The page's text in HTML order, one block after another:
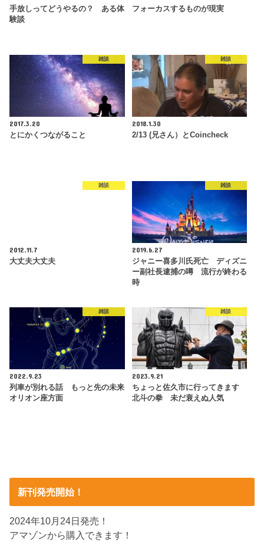
手放しってどうやるの？ ある体
験談
フォーカスするものが現実
雑談
2017.3.20
とにかくつながること
雑談
2018.1.30
2/13 (兄さん）とCoincheck
雑談
2012.11.7
大丈夫大丈夫
雑談
2019.6.27
ジャニー喜多川氏死亡 ディズニ
ー副社長逮捕の噂 流行が終わる
時
雑談
2022.9.23
列車が別れる話 もっと先の未来
オリオン座方面
雑談
2023.9.21
ちょっと佐久市に行ってきます
北斗の拳 未だ衰えぬ人気
新刊発売開始！
2024年10月24日発売！
アマゾンから購入できます！